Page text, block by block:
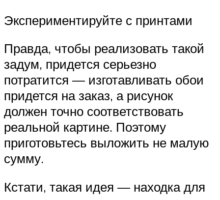
Экспериментируйте с принтами
Правда, чтобы реализовать такой
задум, придется серьезно
потратится — изготавливать обои
придется на заказ, а рисунок
должен точно соответствовать
реальной картине. Поэтому
приготовьтесь выложить не малую
сумму.
Кстати, такая идея — находка для